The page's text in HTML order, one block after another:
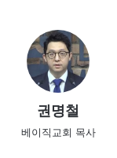
권명철
베이직교회 목사